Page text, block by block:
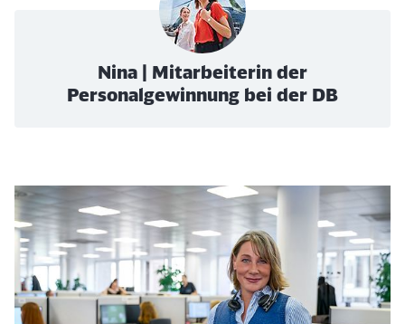
Nina | Mitarbeiterin der
Personalgewinnung bei der DB